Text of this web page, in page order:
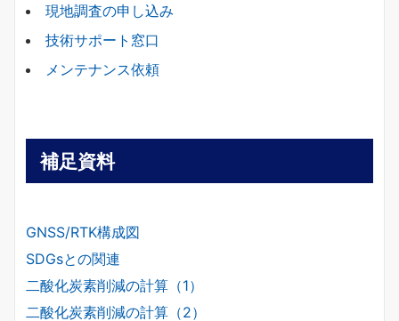
現地調査の申し込み
技術サポート窓口
メンテナンス依頼
補足資料
GNSS/RTK構成図
SDGsとの関連
二酸化炭素削減の計算（1）
二酸化炭素削減の計算（2）